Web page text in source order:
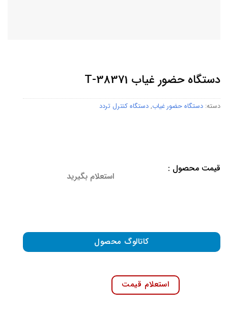
دستگاه حضور غیاب T-38371
دسته: دستگاه حضور غیاب, دستگاه کنترل تردد
قیمت محصول :
استعلام بگیرید
کاتالوگ محصول
استعلام قیمت